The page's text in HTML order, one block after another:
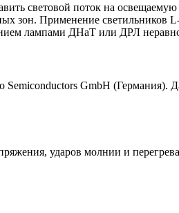
световой поток на
зон. Применение светильников
лампами ДНаТ или ДРЛ
GmbH (Германия).
ударов молнии и